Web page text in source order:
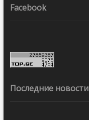
Facebook
Последние новости